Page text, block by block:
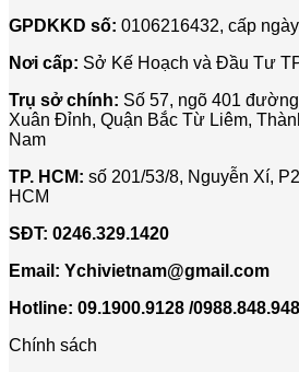
GPDKKD số: 0106216432, cấp
Nơi cấp: Sở Kế Hoạch và Đầu Tư
Trụ sở chính: Số 57, ngõ 401
Xuân Đỉnh, Quận Bắc Từ Liêm,
Nam
TP. HCM: số 201/53/8, Nguyễn Xí,
HCM
SĐT: 0246.329.1420
Email: Ychivietnam@gmail.com
Hotline: 09.1900.9128 /0988.848.948
Chính sách